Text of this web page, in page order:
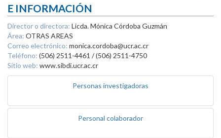
E INFORMACIÓN
Director o directora: Licda. Mónica Córdoba Guzmán
Área: OTRAS AREAS
Correo electrónico: monica.cordoba@ucr.ac.cr
Teléfono: (506) 2511-4461 / (506) 2511-4750
Sitio web: www.sibdi.ucr.ac.cr
Personas investigadoras
Personal colaborador